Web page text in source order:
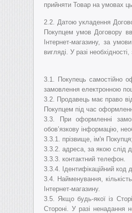
прийняти Товар на умовах
2.2. Датою укладення
Покупцем умов Договору
Інтернет-магазину, за
вигляді. У разі
3.1. Покупець самостійно
замовлення електронною
3.2. Продавець має право
Покупцем під час
3.3.
При оформленні
обов’язкову інформацію,
3.3.1. прізвище, ім'я
3.3.2. адреса, за якою слід
3.3.3. контактний телефон.
3.3.4. Ідентифікаційний код
3.4. Найменування,
Інтернет-магазину.
3.5. Якщо будь-якої із
Стороні. У разі ненадання